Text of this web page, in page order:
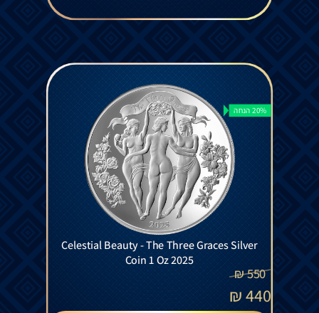
20% הנחה
Celestial Beauty - The Three Graces Silver
Coin 1 Oz 2025
550
₪
440
₪